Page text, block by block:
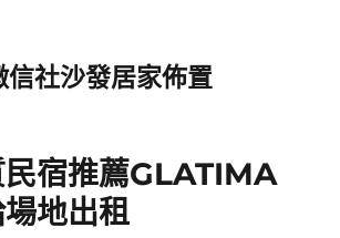
信社沙發居家佈置
民宿推薦GLATIMA
地出租